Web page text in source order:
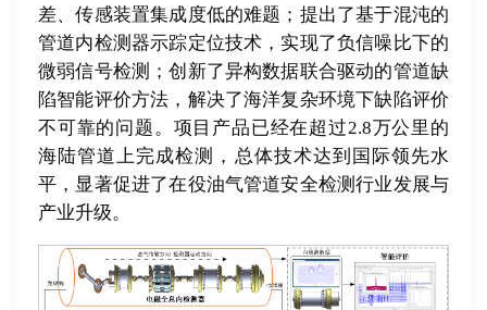
差、传感装置集成度低的难题；提出了基于混沌的
管道内检测器示踪定位技术，实现了负信噪比下的
微弱信号检测；创新了异构数据联合驱动的管道缺
陷智能评价方法，解决了海洋复杂环境下缺陷评价
不可靠的问题。项目产品已经在超过2.8万公里的
海陆管道上完成检测，总体技术达到国际领先水
平，显著促进了在役油气管道安全检测行业发展与
产业升级。